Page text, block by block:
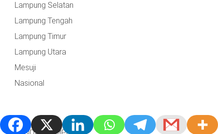
Lampung Selatan
Lampung Tengah
Lampung Timur
Lampung Utara
Mesuji
Nasional